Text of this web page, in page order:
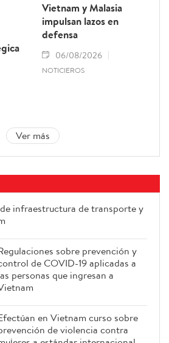
Vietnam y Malasia
impulsan lazos en
defensa
06/08/2026
NOTICIEROS
Ver más
Lanzan plataforma de
de transporte y
sobre prevención y
de COVID-19 aplicadas a